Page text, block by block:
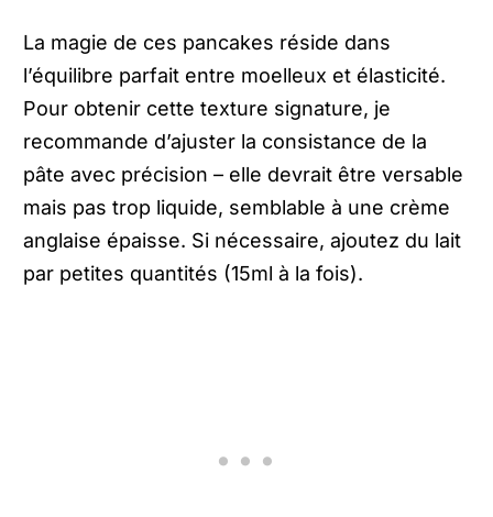
La magie de ces pancakes réside dans
l’équilibre parfait entre moelleux et élasticité.
Pour obtenir cette texture signature, je
recommande d’ajuster la consistance de la
pâte avec précision – elle devrait être versable
mais pas trop liquide, semblable à une crème
anglaise épaisse. Si nécessaire, ajoutez du lait
par petites quantités (15ml à la fois).